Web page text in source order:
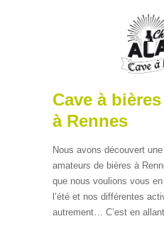
Cave à
à Rennes
Nous avons découvert
amateurs de bières à
que nous voulions vous
l’été et nos différentes
autrement… C’est en